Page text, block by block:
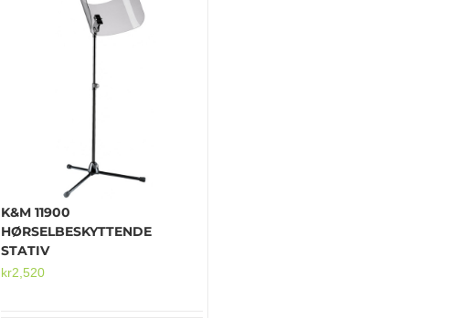
K&M 11900
HØRSELBESKYTTENDE
STATIV
kr2,520